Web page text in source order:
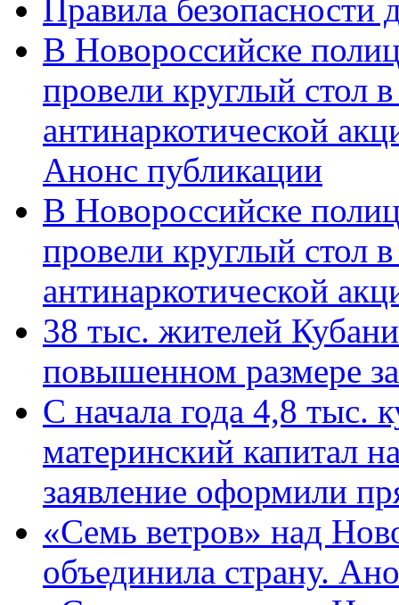
Правила безопасности
В Новороссийске
провели круглый стол
антинаркотической
Анонс публикации
В Новороссийске
провели круглый стол
антинаркотической
38 тыс. жителей
повышенном размере
С начала года 4,8 тыс.
материнский капитал
заявление оформили
«Семь ветров» над
объединила страну.